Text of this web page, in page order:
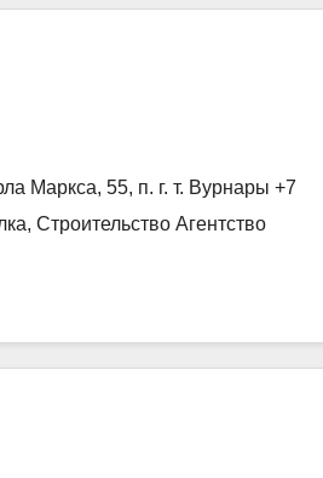
Маркса, 55, п. г. т. Вурнары +7
Строительство Агентство